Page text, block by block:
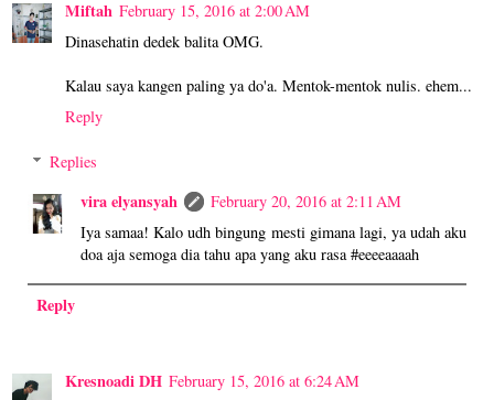
Miftah February 15, 2016 at 2:00 AM
Dinasehatin dedek balita OMG.
Kalau saya kangen paling ya do'a. Mentok-mentok nulis. ehem...
Reply
Replies
vira elyansyah
February 20, 2016 at 2:11 AM
Iya samaa! Kalo udh bingung mesti gimana lagi, ya udah aku
doa aja semoga dia tahu apa yang aku rasa #eeeeaaaah
Reply
Kresnoadi DH February 15, 2016 at 6:24 AM